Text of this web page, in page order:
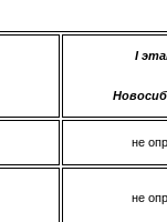
I
не
не